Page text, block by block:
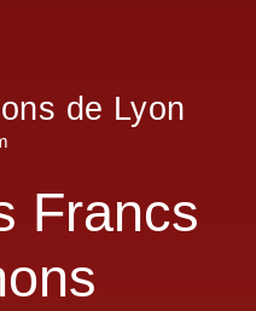
de Lyon
Francs